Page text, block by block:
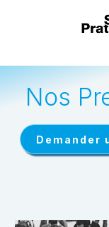
Nos
Demander